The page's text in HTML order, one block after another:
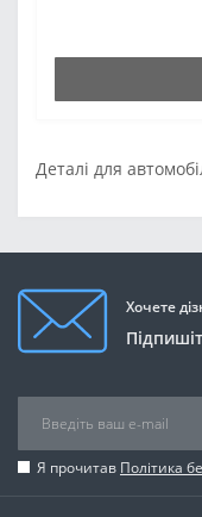
Деталі для
Хочете
Я прочитав Політика